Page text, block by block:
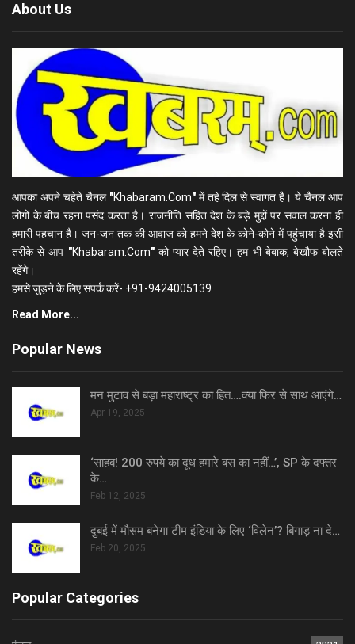
About Us
आपका अपने चहेते चैनल "Khabaram.Com"में तहे दिल से स्वागत है। ये चैनल आप
लोगों के बीच रहना पसंद करता है। राजनीति सहित देश के बड़े मुद्दों पर सवाल करना ही
हमारी पहचान है। जन-जन तक की आवाज को हमने देश के कोने-कोने में पहुंचाया है इसी
तरीके से आप "Khabaram.Com"को प्यार देते रहिए। हम भी बेबाक, बेखौफ बोलते
रहेंगे।
हमसे जुड़ने के लिए संपर्क करें- +91-9424005139
Read More...
Popular News
मन मुटाव से बड़ा महाराष्ट्र का हित….क्या फिर से साथ आएंगे…
Apr 19, 2025
‘साहब! 200 रुपये का दूध हमारे बस का नहीं…’, SP के दफ्तर
के…
Feb 12, 2025
दुबई में मौसम बनेगा टीम इंडिया के लिए ‘विलेन’? बिगाड़ ना दे…
Feb 20, 2025
Popular Categories